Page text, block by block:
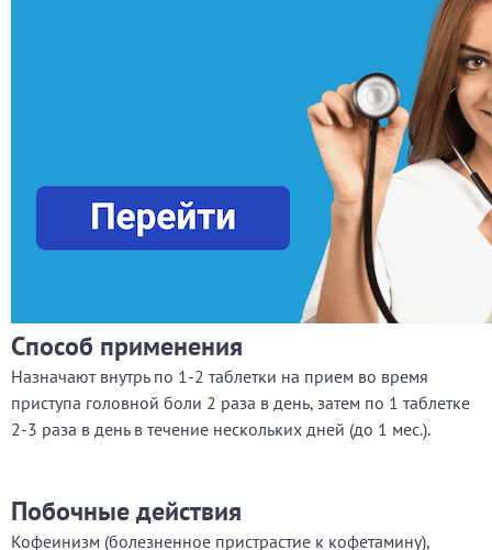
Способ применения
Назначают внутрь по 1-2 таблетки на прием во время
приступа головной боли 2 раза в день, затем по 1 таблетке
2-3 раза в день в течение нескольких дней (до 1 мес.).
Побочные действия
Кофеинизм (болезненное пристрастие к кофетамину),